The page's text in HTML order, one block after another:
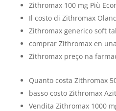
Zithromax 100 mg Più
Il costo di Zithromax
Zithromax generico soft
comprar Zithromax en
Zithromax preço na
Quanto costa Zithromax
basso costo Zithromax
Vendita Zithromax 1000